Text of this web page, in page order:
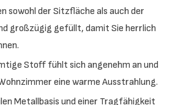
sowohl der Sitzfläche als auch der
großzügig gefüllt, damit Sie herrlich
Stoff fühlt sich angenehm an und
eine warme Ausstrahlung.
Metallbasis und einer Tragfähigkeit